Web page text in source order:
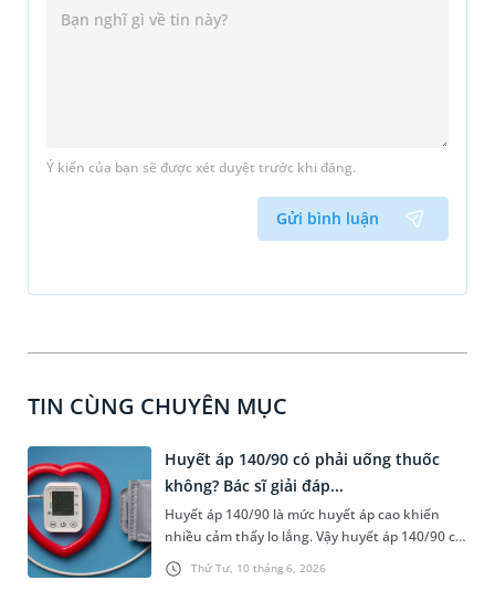
Ý kiến của bạn sẽ được xét duyệt trước khi đăng.
Gửi bình luận
TIN CÙNG CHUYÊN MỤC
Thứ Tư, 10 tháng 6, 2026
Huyết áp 140/90 có phải uống thuốc
không? Bác sĩ giải đáp...
Huyết áp 140/90 là mức huyết áp cao khiến
nhiều cảm thấy lo lắng. Vậy huyết áp 140/90 có
phải uống thuốc không, mức huyết áp này có
nguy hiểm không và phải xử trí như thế nào?